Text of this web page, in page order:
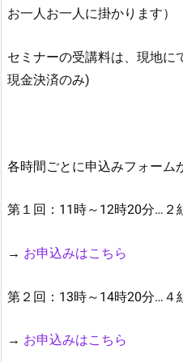
お一人お一人に掛かります）
セミナーの受講料は、現地
現金決済のみ)
各時間ごとに申込みフォーム
第１回：11時～12時20分…２
→ お申込みはこちら
第２回：13時～14時20分…４
→ お申込みはこちら